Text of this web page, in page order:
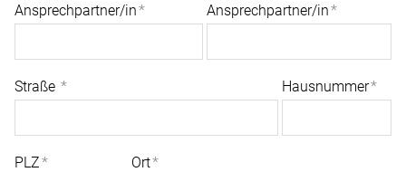
Ansprechpartner/in*
Ansprechpartner/in*
Straße * Hausnummer*
PLZ* Ort*